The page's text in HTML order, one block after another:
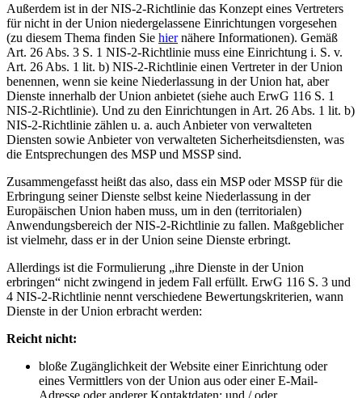
Außerdem ist in der NIS-2-Richtlinie das Konzept eines Vertreters
für nicht in der Union niedergelassene Einrichtungen vorgesehen
(zu diesem Thema finden Sie hiernähere Informationen). Gemäß
Art. 26 Abs. 3 S. 1 NIS-2-Richtlinie muss eine Einrichtung i. S. v.
Art. 26 Abs. 1 lit. b) NIS-2-Richtlinie einen Vertreter in der Union
benennen, wenn sie keine Niederlassung in der Union hat, aber
Dienste innerhalb der Union anbietet (siehe auch ErwG 116 S. 1
NIS-2-Richtlinie). Und zu den Einrichtungen in Art. 26 Abs. 1 lit. b)
NIS-2-Richtlinie zählen u. a. auch Anbieter von verwalteten
Diensten sowie Anbieter von verwalteten Sicherheitsdiensten, was
die Entsprechungen des MSP und MSSP sind.
Zusammengefasst heißt das also, dass ein MSP oder MSSP für die
Erbringung seiner Dienste selbst keine Niederlassung in der
Europäischen Union haben muss, um in den (territorialen)
Anwendungsbereich der NIS-2-Richtlinie zu fallen. Maßgeblicher
ist vielmehr, dass er in der Union seine Dienste erbringt.
Allerdings ist die Formulierung „ihre Dienste in der Union
erbringen“ nicht zwingend in jedem Fall erfüllt. ErwG 116 S. 3 und
4 NIS-2-Richtlinie nennt verschiedene Bewertungskriterien, wann
Dienste in der Union erbracht werden:
Reicht nicht:
bloße Zugänglichkeit der Website einer Einrichtung oder
eines Vermittlers von der Union aus oder einer E-Mail-
Adresse oder anderer Kontaktdaten; und / oder